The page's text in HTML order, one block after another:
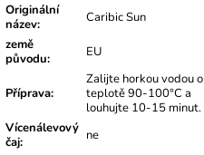
Originální
název:
Caribic Sun
země
původu: EU
Příprava:
Zalijte horkou vodou o
teplotě 90-100°C a
louhujte 10-15 minut.
Vícenálevový
čaj:
ne